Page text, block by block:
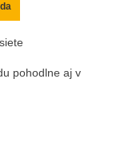
pohodlne aj v